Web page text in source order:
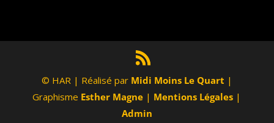
© HAR | Réalisé par Midi Moins Le Quart |
Graphisme Esther Magne | Mentions Légales |
Admin